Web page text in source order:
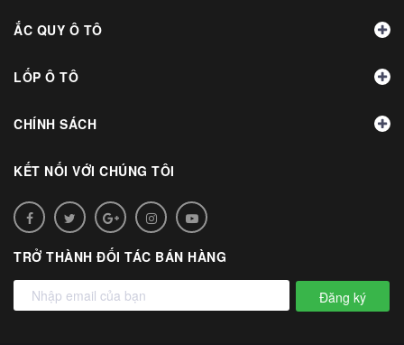
ẮC QUY Ô TÔ
LỐP Ô TÔ
CHÍNH SÁCH
KẾT NỐI VỚI CHÚNG TÔI
TRỞ THÀNH ĐỐI TÁC BÁN HÀNG
Đăng ký